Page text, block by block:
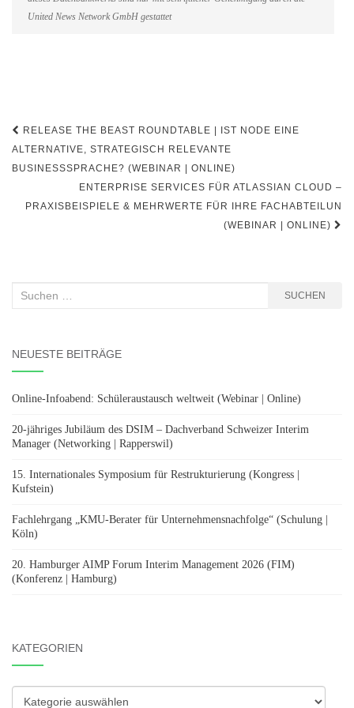
United News Network GmbH gestattet
Beitragsnavigation
RELEASE THE BEAST ROUNDTABLE | IST NODE EINE
ALTERNATIVE, STRATEGISCH RELEVANTE
BUSINESSSPRACHE? (WEBINAR | ONLINE)
ENTERPRISE SERVICES FÜR ATLASSIAN CLOUD –
PRAXISBEISPIELE & MEHRWERTE FÜR IHRE FACHABTEILUN
(WEBINAR | ONLINE)
Suchen
SUCHEN
NEUESTE BEITRÄGE
Online-Infoabend: Schüleraustausch weltweit (Webinar | Online)
20-jähriges Jubiläum des DSIM – Dachverband Schweizer Interim
Manager (Networking | Rapperswil)
15. Internationales Symposium für Restrukturierung (Kongress |
Kufstein)
Fachlehrgang „KMU-Berater für Unternehmensnachfolge“ (Schulung |
Köln)
20. Hamburger AIMP Forum Interim Management 2026 (FIM)
(Konferenz | Hamburg)
KATEGORIEN
Kategorien